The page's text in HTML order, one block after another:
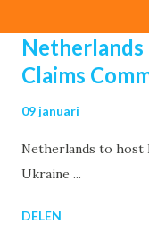
Claims
09 januari
Netherlands to host
Ukraine ...
DELEN